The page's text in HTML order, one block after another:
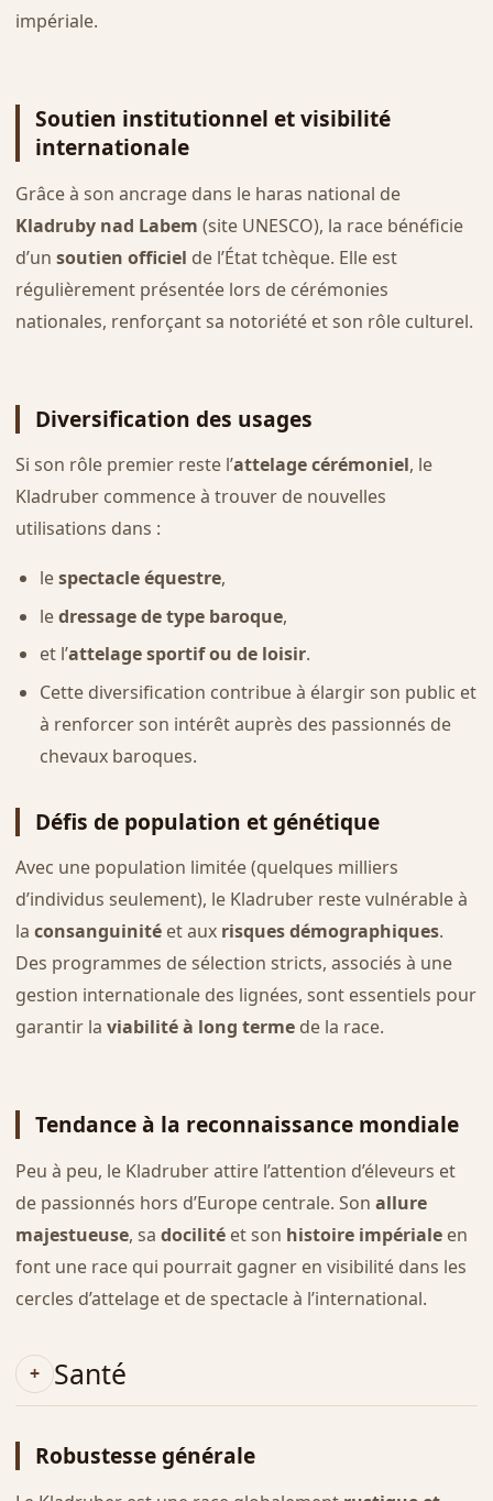
impériale.
Soutien institutionnel et visibilité
internationale
Grâce à son ancrage dans le haras national de
Kladruby nad Labem (site UNESCO), la race bénéficie
d’un soutien officiel de l’État tchèque. Elle est
régulièrement présentée lors de cérémonies
nationales, renforçant sa notoriété et son rôle culturel.
Diversification des usages
Si son rôle premier reste l’attelage cérémoniel, le
Kladruber commence à trouver de nouvelles
utilisations dans :
lespectacle équestre,
ledressage de type baroque,
et l’attelage sportif ou de loisir.
Cette diversification contribue à élargir son public et
à renforcer son intérêt auprès des passionnés de
chevaux baroques.
Défis de population et génétique
Avec une population limitée (quelques milliers
d’individus seulement), le Kladruber reste vulnérable à
la consanguinitéet aux risques démographiques.
Des programmes de sélection stricts, associés à une
gestion internationale des lignées, sont essentiels pour
garantir la viabilité à long termede la race.
Tendance à la reconnaissance mondiale
Peu à peu, le Kladruber attire l’attention d’éleveurs et
de passionnés hors d’Europe centrale. Son allure
majestueuse, sa docilitéet son histoire impérialeen
font une race qui pourrait gagner en visibilité dans les
cercles d’attelage et de spectacle à l’international.
Santé
Robustesse générale